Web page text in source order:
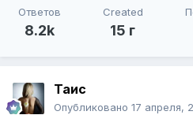
Ответов
8.2k
Created
15 г
Таис
Опубликовано 17 апреля,